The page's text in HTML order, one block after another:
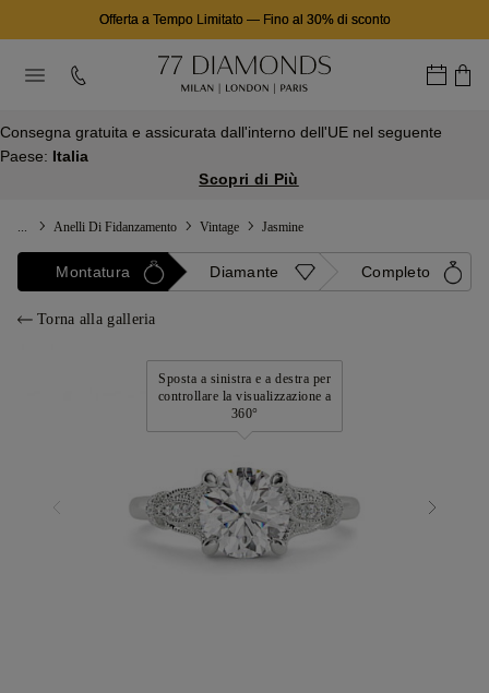
Offerta a Tempo Limitato— Fino al 30% di sconto
Consegna gratuita e assicurata dall'interno dell'UE nel seguente
Paese: Italia
Scopri di Più
Anelli Di Fidanzamento Vintage Jasmine
Montatura Diamante Completo
Torna alla galleria
Sposta a sinistra e a destra per
controllare la visualizzazione a
360°